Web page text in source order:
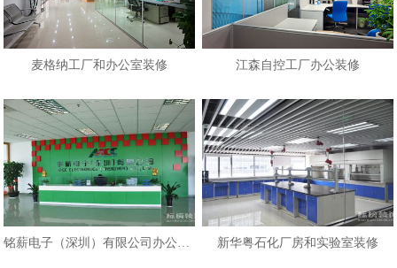
麦格纳工厂和办公室装修 江森自控工厂办公装修
铭薪电子（深圳）有限公司办公室和 新华粤石化厂房和实验室装修